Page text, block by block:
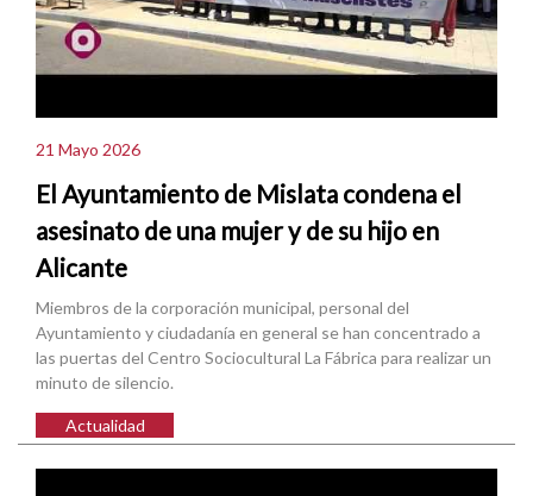
21 Mayo 2026
El Ayuntamiento de Mislata condena el
asesinato de una mujer y de su hijo en
Alicante
Miembros de la corporación municipal, personal del
Ayuntamiento y ciudadanía en general se han concentrado a
las puertas del Centro Sociocultural La Fábrica para realizar un
minuto de silencio.
Actualidad